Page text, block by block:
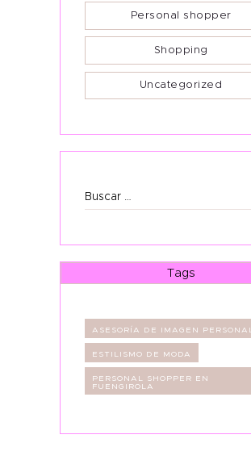
Personal shopper
Shopping
Uncategorized
Buscar:
Tags
ASESORÍA DE IMAGEN PERSONAL
ESTILISMO DE MODA
PERSONAL SHOPPER EN
FUENGIROLA